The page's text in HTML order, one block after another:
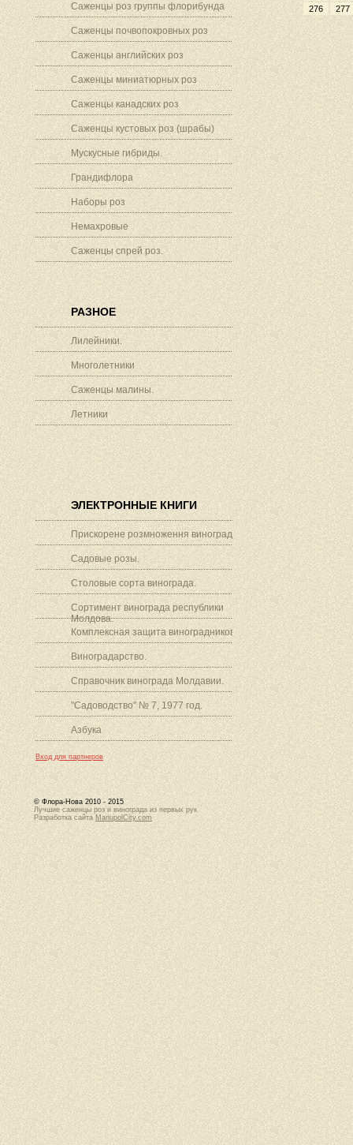
Саженцы роз группы флорибунда
Саженцы почвопокровных роз
Саженцы английских роз
Саженцы миниатюрных роз
Саженцы канадских роз
Саженцы кустовых роз (шрабы)
Мускусные гибриды.
Грандифлора
Наборы роз
Немахровые
Саженцы спрей роз.
РАЗНОЕ
Лилейники.
Многолетники
Саженцы малины.
Летники
ЭЛЕКТРОННЫЕ КНИГИ
Прискорене розмноження винограду.
Садовые розы.
Столовые сорта винограда.
Сортимент винограда республики
Молдова.
Комплексная защита виноградников.
Виноградарство.
Справочник винограда Молдавии.
"Садоводство" № 7, 1977 год.
Азбука
Вход для партнеров
276
277
© Флора-Нова 2010 - 2015
Лучшие саженцы роз и винограда из первых рук
Разработка сайта MariupolCity.com